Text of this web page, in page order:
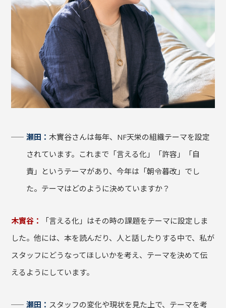
瀬田：木實谷さんは毎年、NF天栄の組織テーマを設定
されています。これまで「言える化」「許容」「自
責」というテーマがあり、今年は「朝令暮改」でし
た。テーマはどのように決めていますか？
木實谷：
「言える化」はその時の課題をテーマに設定しま
した。他には、本を読んだり、人と話したりする中で、私が
スタッフにどうなってほしいかを考え、テーマを決めて伝
えるようにしています。
瀬田： スタッフの変化や現状を見た上で、テーマを考